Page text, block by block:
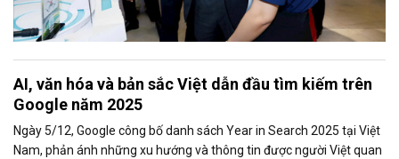
AI, văn hóa và bản sắc Việt dẫn đầu tìm kiếm trên
Google năm 2025
Ngày 5/12, Google công bố danh sách Year in Search 2025 tại Việt
Nam, phản ánh những xu hướng và thông tin được người Việt quan